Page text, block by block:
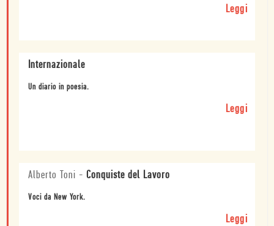
Leggi
Internazionale
Un diario in poesia.
Leggi
Alberto Toni - Conquiste del Lavoro
Voci da New York.
Leggi